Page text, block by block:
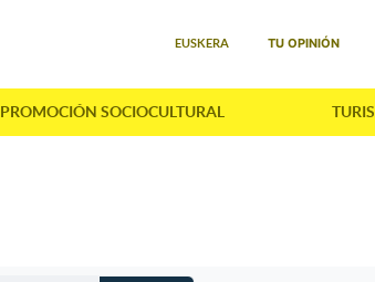
EUSKERA TU OPINIÓN
PROMOCIÓN SOCIOCULTURAL